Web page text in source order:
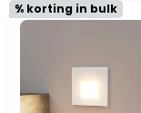
% korting in bulk